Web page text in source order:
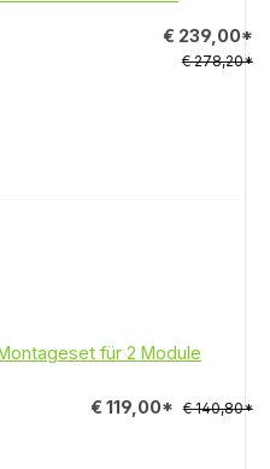
€ 239,00*
€ 278,20*
für 2 Module
€ 119,00* € 140,80*